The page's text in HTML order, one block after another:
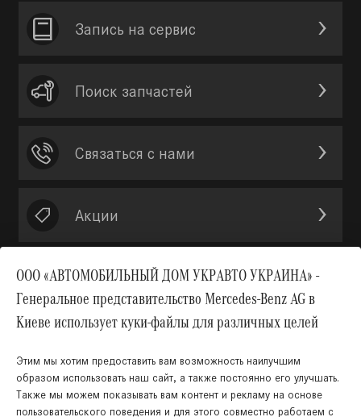
ООО «АВТОМОБИЛЬНЫЙ ДОМ УКРАВТО УКРАИНА» -
Генеральное представительство Mercedes-Benz AG в
Киеве использует куки-файлы для различных целей
Этим мы хотим предоставить вам возможность наилучшим
образом использовать наш сайт, а также постоянно его улучшать.
Также мы можем показывать вам контент и рекламу на основе
пользовательского поведения и для этого совместно работаем с
Запись на сервис
Поиск запчастей
Связаться с нами
Акции